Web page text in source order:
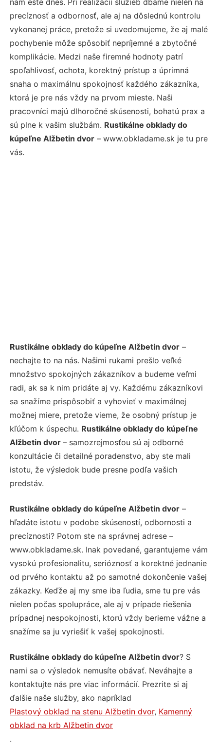
nám ešte dnes. Pri realizácií služieb dbáme nielen na
precíznosť a odbornosť, ale aj na dôslednú kontrolu
vykonanej práce, pretože si uvedomujeme, že aj malé
pochybenie môže spôsobiť nepríjemné a zbytočné
komplikácie. Medzi naše firemné hodnoty patrí
spoľahlivosť, ochota, korektný prístup a úprimná
snaha o maximálnu spokojnosť každého zákazníka,
ktorá je pre nás vždy na prvom mieste. Naši
pracovníci majú dlhoročné skúsenosti, bohatú prax a
sú plne k vašim službám. Rustikálne obklady do
kúpeľne Alžbetin dvor – www.obkladame.sk je tu pre
vás.
Rustikálne obklady do kúpeľne Alžbetin dvor –
nechajte to na nás. Našimi rukami prešlo veľké
množstvo spokojných zákazníkov a budeme veľmi
radi, ak sa k nim pridáte aj vy. Každému zákazníkovi
sa snažíme prispôsobiť a vyhovieť v maximálnej
možnej miere, pretože vieme, že osobný prístup je
kľúčom k úspechu. Rustikálne obklady do kúpeľne
Alžbetin dvor – samozrejmosťou sú aj odborné
konzultácie či detailné poradenstvo, aby ste mali
istotu, že výsledok bude presne podľa vašich
predstáv.
Rustikálne obklady do kúpeľne Alžbetin dvor –
hľadáte istotu v podobe skúseností, odbornosti a
precíznosti? Potom ste na správnej adrese –
www.obkladame.sk. Inak povedané, garantujeme vám
vysokú profesionalitu, serióznosť a korektné jednanie
od prvého kontaktu až po samotné dokončenie vašej
zákazky. Keďže aj my sme iba ľudia, sme tu pre vás
nielen počas spolupráce, ale aj v prípade riešenia
prípadnej nespokojnosti, ktorú vždy berieme vážne a
snažíme sa ju vyriešiť k vašej spokojnosti.
Rustikálne obklady do kúpeľne Alžbetin dvor? S
nami sa o výsledok nemusíte obávať. Neváhajte a
kontaktujte nás pre viac informácií. Prezrite si aj
ďalšie naše služby, ako napríklad
Plastový obklad na stenu Alžbetin dvor, Kamenný
obklad na krb Alžbetin dvor
.